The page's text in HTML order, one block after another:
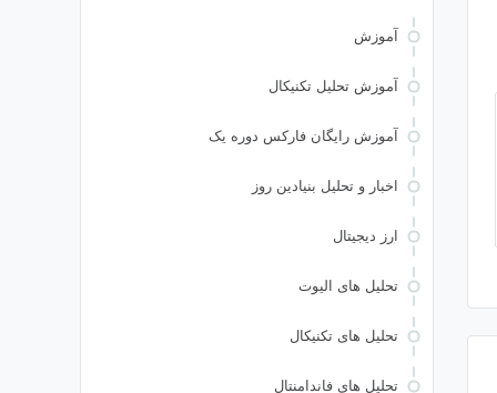
آموزش
آموزش تحلیل تکنیکال
آموزش رایگان فارکس دوره یک
اخبار و تحلیل بنیادین روز
ارز دیجیتال
تحلیل های الیوت
تحلیل های تکنیکال
تحلیل های فاندامنتال